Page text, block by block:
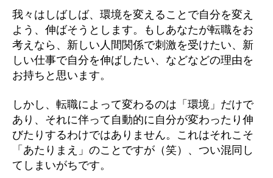
我々はしばしば、環境を変えることで自分を変え
よう、伸ばそうとします。もしあなたが転職をお
考えなら、新しい人間関係で刺激を受けたい、新
しい仕事で自分を伸ばしたい、などなどの理由を
お持ちと思います。
しかし、転職によって変わるのは「環境」だけで
あり、それに伴って自動的に自分が変わったり伸
びたりするわけではありません。これはそれこそ
「あたりまえ」のことですが（笑）、つい混同し
てしまいがちです。